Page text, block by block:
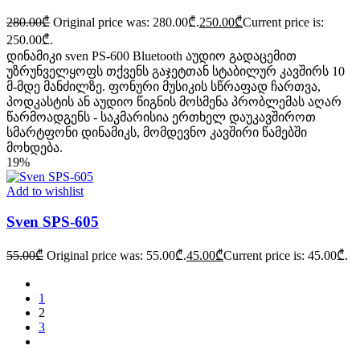
280.00₾ Original price was: 280.00₾.250.00₾Current price is:
250.00₾.
დინამიკი sven PS-600 Bluetooth აუდიო გადაცემით
უზრუნველყოფს თქვენს გაჯეტთან სტაბილურ კავშირს 10
მ-მდე მანძილზე. ფონური მუსიკის სწრაფად ჩართვა,
პოდკასტის ან აუდიო წიგნის მოსმენა პრობლემას აღარ
წარმოადგენს - საკმარისია ერთხელ დაუკავშიროთ
სმარტფონი დინამიკს, მომდევნო კავშირი წამებში
მოხდება.
19%
Add to wishlist
Sven SPS-605
55.00₾ Original price was: 55.00₾.45.00₾Current price is: 45.00₾.
1
2
3